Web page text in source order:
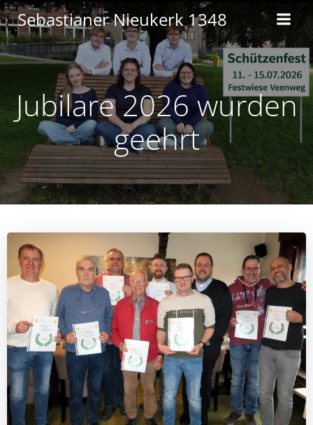
Inhalt
springen
Sebastianer Nieukerk 1348
Jubilare 2026 wurden
geehrt